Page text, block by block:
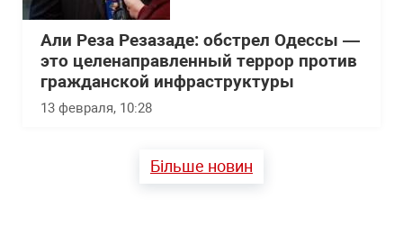
Али Реза Резазаде: обстрел Одессы —
это целенаправленный террор против
гражданской инфраструктуры
13 февраля, 10:28
Більше новин